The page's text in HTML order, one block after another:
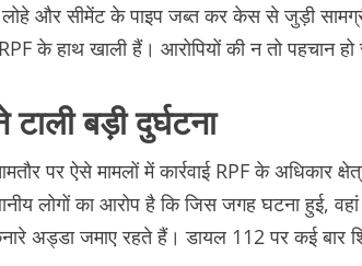
और सीमेंट के पाइप जब्त कर केस से जुड़ी
के हाथ खाली हैं। आरोपियों की न तो पहचान हो
बड़ी दुर्घटना
पर ऐसे मामलों में कार्रवाई RPF के अधिकार
लोगों का आरोप है कि जिस जगह घटना हुई,
अड्डा जमाए रहते हैं। डायल 112 पर कई बार